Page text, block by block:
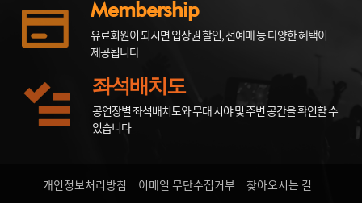
Membership
유료회원이 되시면 입장권 할인, 선예매 등 다양한 혜택이
제공됩니다
좌석배치도
공연장별 좌석배치도와 무대 시야 및 주변 공간을 확인할 수
있습니다
개인정보처리방침 이메일 무단수집거부
찾아오시는 길